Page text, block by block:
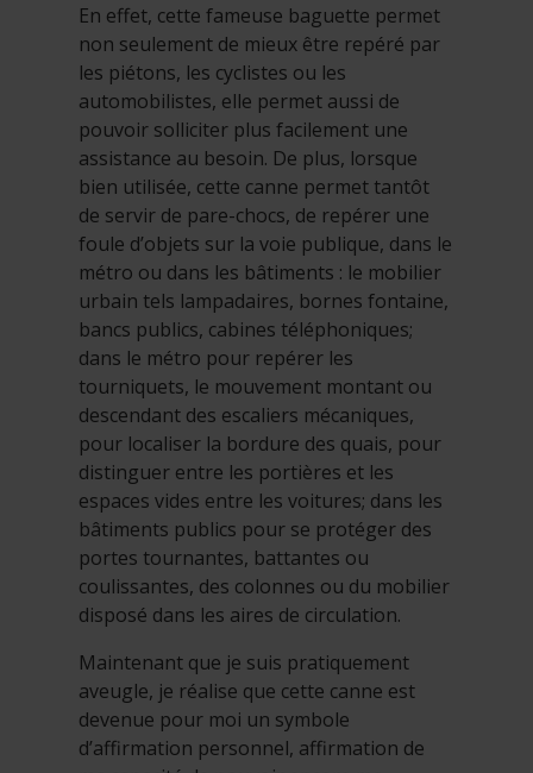
En effet, cette fameuse baguette permet
non seulement de mieux être repéré par
les piétons, les cyclistes ou les
automobilistes, elle permet aussi de
pouvoir solliciter plus facilement une
assistance au besoin. De plus, lorsque
bien utilisée, cette canne permet tantôt
de servir de pare-chocs, de repérer une
foule d’objets sur la voie publique, dans le
métro ou dans les bâtiments : le mobilier
urbain tels lampadaires, bornes fontaine,
bancs publics, cabines téléphoniques;
dans le métro pour repérer les
tourniquets, le mouvement montant ou
descendant des escaliers mécaniques,
pour localiser la bordure des quais, pour
distinguer entre les portières et les
espaces vides entre les voitures; dans les
bâtiments publics pour se protéger des
portes tournantes, battantes ou
coulissantes, des colonnes ou du mobilier
disposé dans les aires de circulation.
Maintenant que je suis pratiquement
aveugle, je réalise que cette canne est
devenue pour moi un symbole
d’affirmation personnel, affirmation de